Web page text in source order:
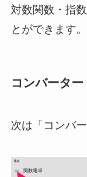
対数関数・指
とができます。
コンバーター
次は「コンバ